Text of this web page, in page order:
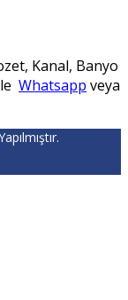
Kanal, Banyo
Whatsapp veya